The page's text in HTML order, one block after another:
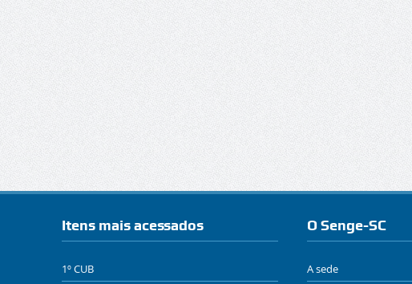
Itens mais acessados
1º CUB
O Senge-SC
A sede